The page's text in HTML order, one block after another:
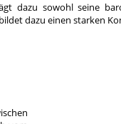
dazu sowohl seine
bildet dazu einen starken